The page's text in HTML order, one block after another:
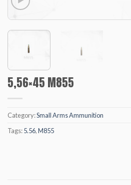
5,56×45 M855
Category:Small Arms Ammunition
Tags:5.56,M855